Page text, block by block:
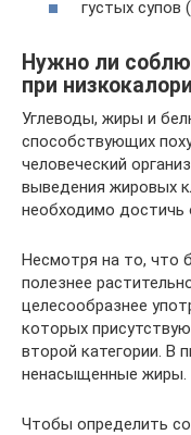
густых супов
Нужно ли
при
Углеводы, жиры и
способствующих
человеческий
выведения жировых
необходимо достичь
Несмотря на то, что
полезнее
целесообразнее
которых
второй категории. В
ненасыщенные жиры.
Чтобы определить